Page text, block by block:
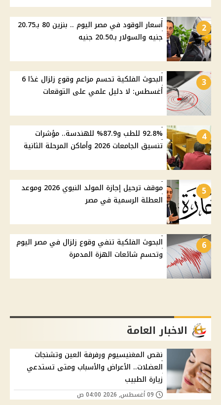
2
أسعار الوقود في مصر اليوم .. بنزين 80 بـ20.75
جنيه والسولار بـ20.50 جنيه
3
البحوث الفلكية تحسم مزاعم وقوع زلزال غدًا 6
أغسطس: لا دليل علمي على التوقعات
4
92.8% للطب و87.9% للهندسة.. مؤشرات
تنسيق الجامعات 2026 وأماكن المرحلة الثانية
5
موقف ترحيل إجازة المولد النبوي 2026 وموعد
العطلة الرسمية في مصر
6
البحوث الفلكية تنفي وقوع زلزال في مصر اليوم
وتحسم شائعات الهزة المدمرة
الاخبار العامة
نقص المغنيسيوم ورفرفة العين وتشنجات
العضلات.. الأعراض والأسباب ومتى تستدعي
زيارة الطبيب